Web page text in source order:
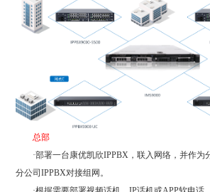
总部
·部署一台康优凯欣IPPBX，联入网络，并作为
分公司IPPBX对接组网。